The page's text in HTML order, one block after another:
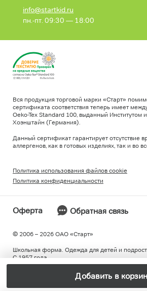
Добавить в
info@startkid.ru
пн.-пт. 09:30 — 18:00
© 2006 – 2026 ОAO «Старт»
Школьная форма. Одежда для детей и
С 1957 года.
Оферта Обратная связь
Вся продукция торговой марки «Старт»
сертификата соответствия теперь имеет
Oeko-Tex Standard 100, выданный Институтом
Хоэнштайн (Германия).
Данный сертификат гарантирует отсутствие
аллергенов, как в готовых изделиях, так и во
Политика использования файлов cookie
Политика конфиденциальности